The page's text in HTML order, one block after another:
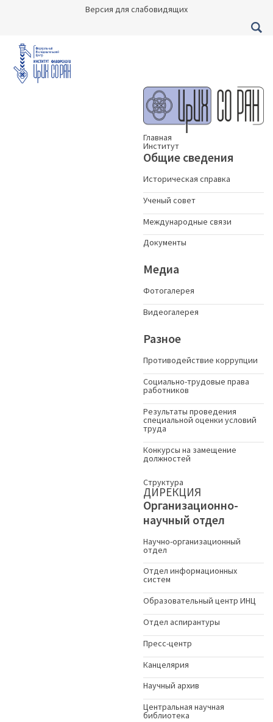
Версия для слабовидящих
Главная
Институт
Общие сведения
Историческая справка
Ученый совет
Международные связи
Документы
Медиа
Фотогалерея
Видеогалерея
Разное
Противодействие коррупции
Социально-трудовые права
работников
Результаты проведения
специальной оценки условий
труда
Конкурсы на замещение
должностей
Структура
ДИРЕКЦИЯ
Организационно-
научный отдел
Научно-организационный
отдел
Отдел информационных
систем
Образовательный центр ИНЦ
Отдел аспирантуры
Пресс-центр
Канцелярия
Научный архив
Центральная научная
библиотека